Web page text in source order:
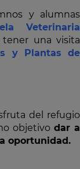
y alumnas
Veterinaria
una visita
y Plantas de
del refugio
objetivo dar a
oportunidad.